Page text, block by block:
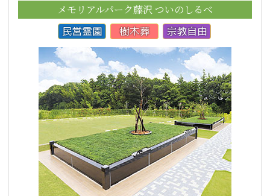
メモリアルパーク藤沢 ついのしるべ